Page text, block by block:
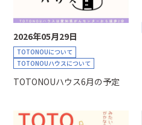
2026年05月29日
TOTONOUについて
TOTONOUハウスについて
TOTONOUハウス6月の予定